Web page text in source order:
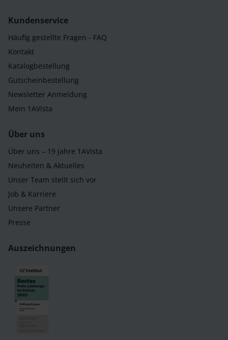
Kundenservice
Häufig gestellte Fragen - FAQ
Kontakt
Katalogbestellung
Gutscheinbestellung
Newsletter Anmeldung
Mein 1AVista
Über uns
Über uns – 19 Jahre 1AVista
Neuheiten & Aktuelles
Unser Team stellt sich vor
Job & Karriere
Unsere Partner
Presse
Auszeichnungen